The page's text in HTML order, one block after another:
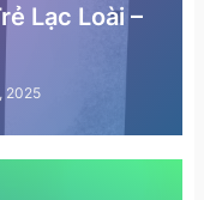
Lạc Loài –
2025